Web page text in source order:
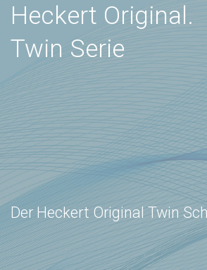
Heckert Original.
Twin Serie
Der Heckert Original Twin